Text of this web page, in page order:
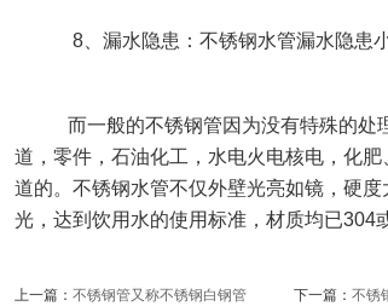
8、漏水隐患：不锈钢水管漏水隐患小
而一般的不锈钢管因为没有特殊的处理
道，零件， 石油化工，水电火电核电，化肥
道的。不锈钢水管不仅外壁光亮如镜，硬
光，达到饮用水的使用标准，材质均已304
上一篇： 不锈钢管又称不锈钢白钢管 下一篇： 不锈